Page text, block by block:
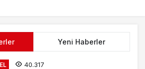
Yeni Haberler
40.317